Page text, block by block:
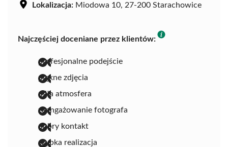
Lokalizacja: Miodowa 10, 27-200 Starachowice
Najczęściej doceniane przez klientów:
profesjonalne podejście
piękne zdjęcia
miła atmosfera
zaangażowanie fotografa
dobry kontakt
szybka realizacja